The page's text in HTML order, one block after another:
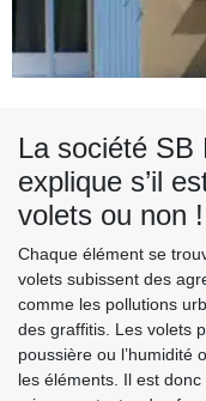
La société SB
explique s’il
volets ou non !
Chaque élément se
volets subissent des
comme les pollutions
des graffitis. Les volets
poussière ou l’humidité
les éléments. Il est